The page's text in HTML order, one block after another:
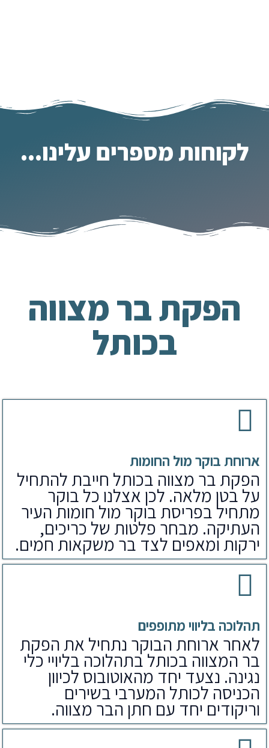
לקוחות מספרים עלינו...
הפקת בר מצווה
בכותל
ארוחת בוקר מול החומות
הפקת בר מצווה בכותל חייבת להתחיל
על בטן מלאה. לכן אצלנו כל בוקר
מתחיל בפריסת בוקר מול חומות העיר
העתיקה. מבחר פלטות של כריכים,
ירקות ומאפים לצד בר משקאות חמים.
תהלוכה בליווי מתופפים
לאחר ארוחת הבוקר נתחיל את הפקת
בר המצווה בכותל בתהלוכה בליויי כלי
נגינה. נצעד יחד מהאוטובוס לכיוון
הכניסה לכותל המערבי בשירים
וריקודים יחד עם חתן הבר מצווה.